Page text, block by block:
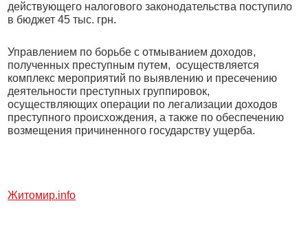
действующего налогового законодательства поступило
в бюджет 45 тыс. грн.
Управлением по борьбе с отмыванием доходов,
полученных преступным путем, осуществляется
комплекс мероприятий по выявлению и пресечению
деятельности преступных группировок,
осуществляющих операции по легализации доходов
преступного происхождения, а также по обеспечению
возмещения причиненного государству ущерба.
Житомир.info